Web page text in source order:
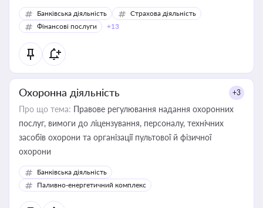
Банківська діяльність
Страхова діяльність
Фінансові послуги
+13
Охоронна діяльність +3
Про що тема: Правове регулювання надання охоронних
послуг, вимоги до ліцензування, персоналу, технічних
засобів охорони та організації пультової й фізичної
охорони
Банківська діяльність
Паливно-енергетичний комплекс